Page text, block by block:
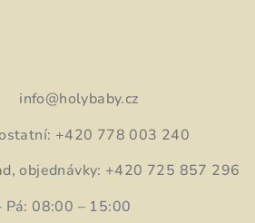
info@holybaby.cz
+420 778 003 240
objednávky: +420 725 857 296
Pá: 08:00 – 15:00